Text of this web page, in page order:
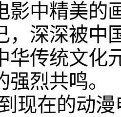
影中精美的
，深深被中
华传统文化
强烈共鸣。
现在的动